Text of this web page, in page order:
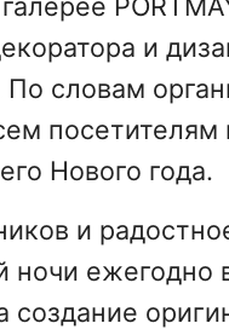
и
По словам
Нового года.
и
ночи ежегодно
создание